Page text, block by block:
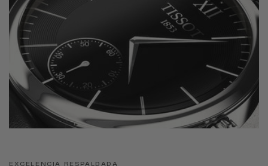
EXCELENCIA RESPALDADA